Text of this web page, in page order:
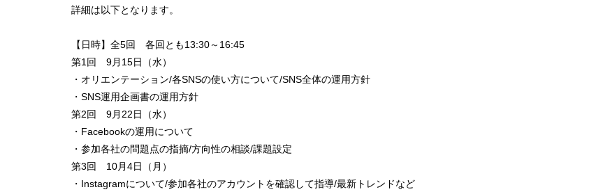
詳細は以下となります。
【日時】全5回 各回とも13:30～16:45
第1回 9月15日（水）
・オリエンテーション/各SNSの使い方について/SNS全体の運用方針
・SNS運用企画書の運用方針
第2回 9月22日（水）
・Facebookの運用について
・参加各社の問題点の指摘/方向性の相談/課題設定
第3回 10月4日（月）
・Instagramについて/参加各社のアカウントを確認して指導/最新トレンドなど